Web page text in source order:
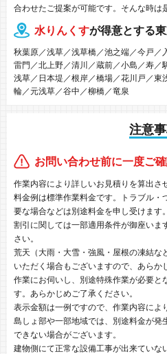
合わせたご提案が可能です。そんな時は
水りんくすが得意とする
秋葉原／浅草／浅草橋／池之端／今戸／
雷門／北上野／清川／蔵前／小島／寿／
浅草／日本堤／根岸／橋場／花川戸／東
輪／元浅草／谷中／柳橋／竜泉
注意
お問い合わせ前に一度ご
作業内容により詳しいお見積りを算出さ
料金例は標準作業料金です。トラブル・
要な場合などは別途料金を申し受けます。
割引に関しては一部適用条件が御座いま
さい。
荒天（大雨・大雪・強風・屋根の凍結な
いただく場合もございますので、あらか
作業にお伺いし、別途特殊作業が必要と
す。あらかじめご了承ください。
表示金額は一例ですので、作業内容によ
島しょ部や一部地域では、別途料金が発
できない場合がございます。
建物側にて正常な設備工事が出来ていな